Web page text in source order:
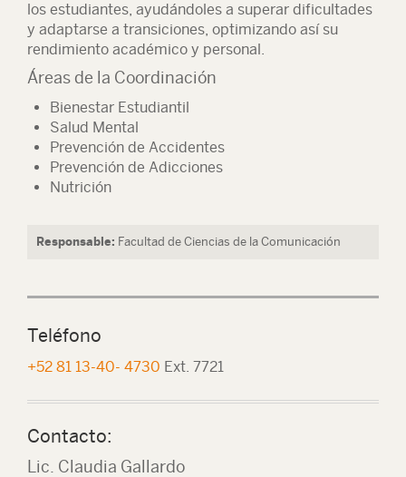
los estudiantes, ayudándoles a superar dificultades
y adaptarse a transiciones, optimizando así su
rendimiento académico y personal.
Áreas de la Coordinación
Bienestar Estudiantil
Salud Mental
Prevención de Accidentes
Prevención de Adicciones
Nutrición
Responsable: Facultad de Ciencias de la Comunicación
Teléfono
+52 81 13-40- 4730 Ext. 7721
Contacto:
Lic. Claudia Gallardo